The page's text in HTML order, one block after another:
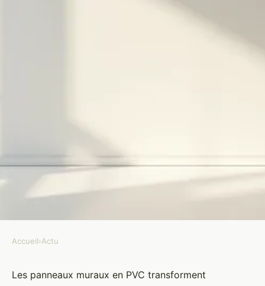
Transformez vos murs avec des
Accueil›Actu
Les panneaux muraux en PVC transforment